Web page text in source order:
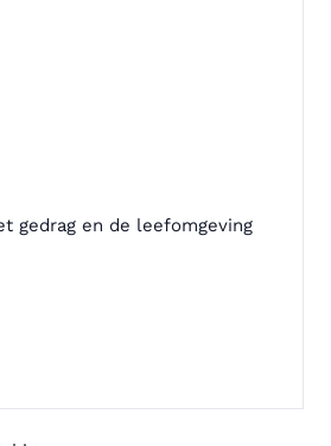
gedrag en de leefomgeving